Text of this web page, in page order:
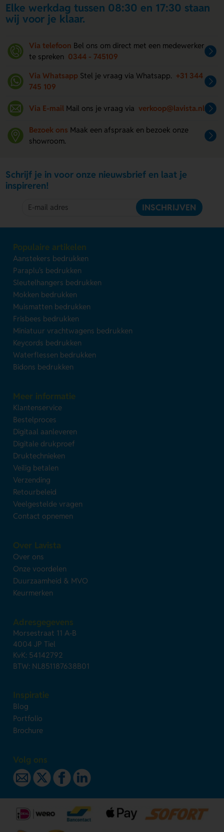
Elke werkdag tussen 08:30 en 17:30 staan
wij voor je klaar.
Via telefoon Bel ons om direct met een medewerker
te spreken 0344 - 745109
Via Whatsapp Stel je vraag via Whatsapp. +31 344
745 109
Via E-mail Mail ons je vraag via verkoop@lavista.nl
Bezoek ons Maak een afspraak en bezoek onze
showroom.
Schrijf je in voor onze nieuwsbrief en laat je
inspireren!
INSCHRIJVEN
Populaire artikelen
Aanstekers bedrukken
Paraplu's bedrukken
Sleutelhangers bedrukken
Mokken bedrukken
Muismatten bedrukken
Frisbees bedrukken
Miniatuur vrachtwagens bedrukken
Keycords bedrukken
Waterflessen bedrukken
Bidons bedrukken
Meer informatie
Klantenservice
Bestelproces
Digitaal aanleveren
Digitale drukproef
Druktechnieken
Veilig betalen
Verzending
Retourbeleid
Veelgestelde vragen
Contact opnemen
Over Lavista
Over ons
Onze voordelen
Duurzaamheid & MVO
Keurmerken
Adresgegevens
Morsestraat 11 A-B
4004 JP Tiel
KvK: 54142792
BTW: NL851187638B01
Inspiratie
Blog
Portfolio
Brochure
Volg ons